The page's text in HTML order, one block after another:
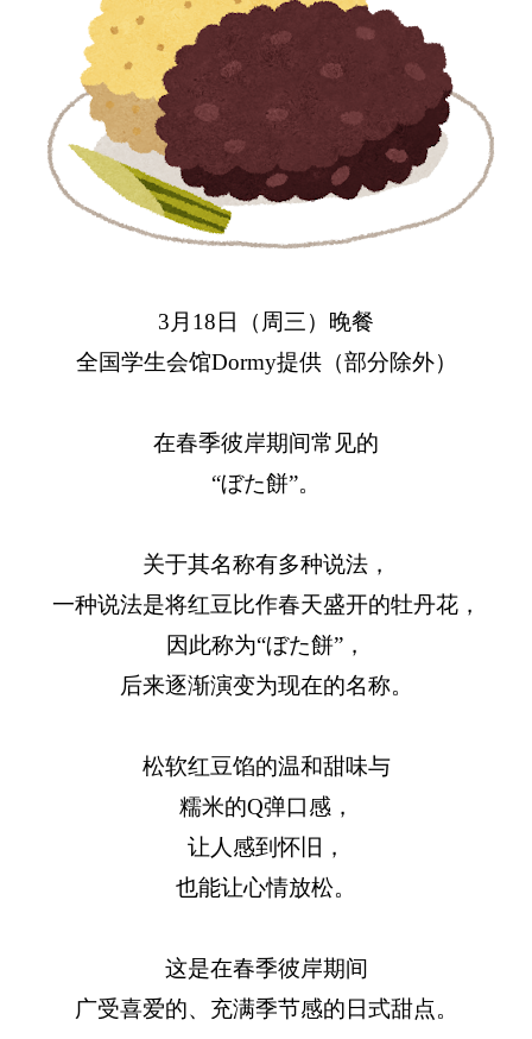
3月18日（周三）晚餐
全国学生会馆Dormy提供（部分除外）
在春季彼岸期间常见的
“ぼた餅”。
关于其名称有多种说法，
一种说法是将红豆比作春天盛开的牡丹花，
因此称为“ぼた餅”，
后来逐渐演变为现在的名称。
松软红豆馅的温和甜味与
糯米的Q弹口感，
让人感到怀旧，
也能让心情放松。
这是在春季彼岸期间
广受喜爱的、充满季节感的日式甜点。